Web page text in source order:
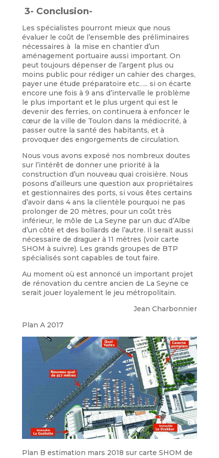
3- Conclusion-
Les spécialistes pourront mieux que nous
évaluer le coût de l’ensemble des préliminaires
nécessaires à la mise en chantier d’un
aménagement portuaire aussi important. On
peut toujours dépenser de l’argent plus ou
moins public pour rédiger un cahier des charges,
payer une étude préparatoire etc….. si on écarte
encore une fois à 9 ans d’intervalle le problème
le plus important et le plus urgent qui est le
devenir des ferries, on continuera à enfoncer le
cœur de la ville de Toulon dans la médiocrité, à
passer outre la santé des habitants, et à
provoquer des engorgements de circulation.
Nous vous avons exposé nos nombreux doutes
sur l’intérêt de donner une priorité à la
construction d’un nouveau quai croisière. Nous
posons d’ailleurs une question aux propriétaires
et gestionnaires des ports, si vous êtes certains
d’avoir dans 4 ans la clientèle pourquoi ne pas
prolonger de 20 mètres, pour un coût très
inférieur, le môle de La Seyne par un duc d’Albe
d’un côté et des bollards de l’autre. Il serait aussi
nécessaire de draguer à 11 mètres (voir carte
SHOM à suivre). Les grands groupes de BTP
spécialisés sont capables de tout faire.
Au moment où est annoncé un important projet
de rénovation du centre ancien de La Seyne ce
serait jouer loyalement le jeu métropolitain.
Jean Charbonnier
Plan A 2017
Plan B estimation mars 2018 sur carte SHOM de